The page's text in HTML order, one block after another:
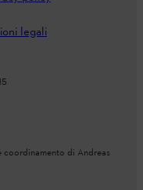
legali
coordinamento di Andreas